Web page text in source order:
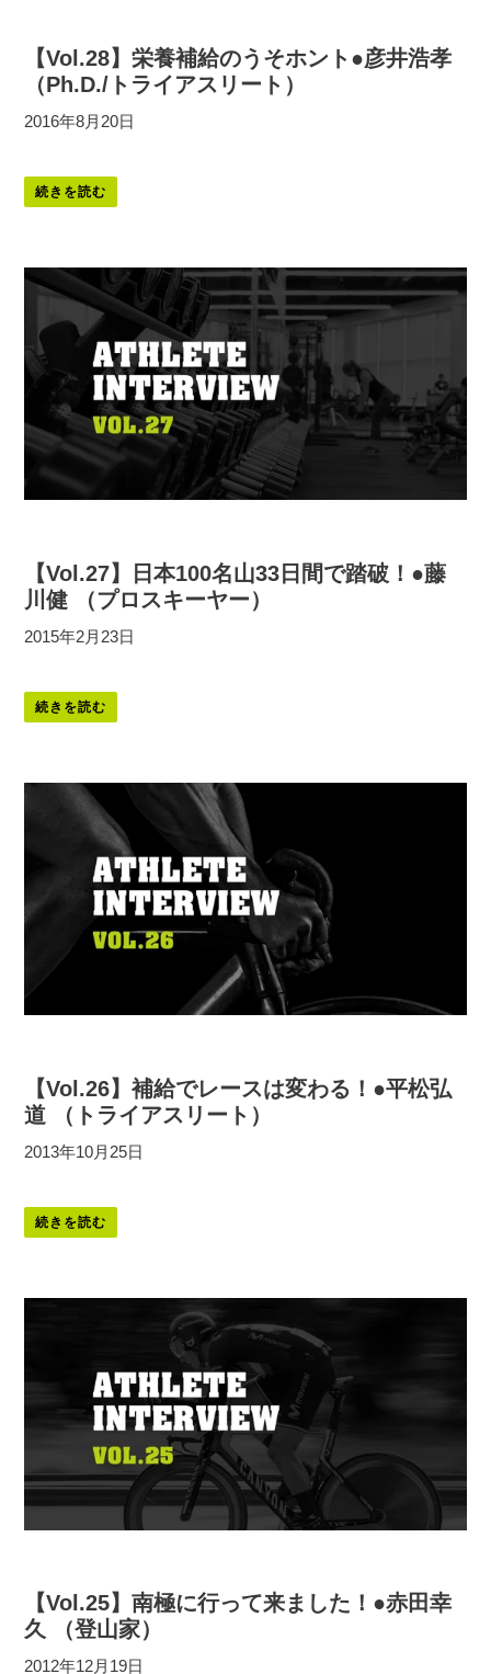
【Vol.28】栄養補給のうそホント●彦井浩孝
（Ph.D./トライアスリート）
2016年8月20日
続きを読む
【Vol.27】日本100名山33日間で踏破！●藤
川健 （プロスキーヤー）
2015年2月23日
続きを読む
【Vol.26】補給でレースは変わる！●平松弘
道 （トライアスリート）
2013年10月25日
続きを読む
【Vol.25】南極に行って来ました！●赤田幸
久 （登山家）
2012年12月19日